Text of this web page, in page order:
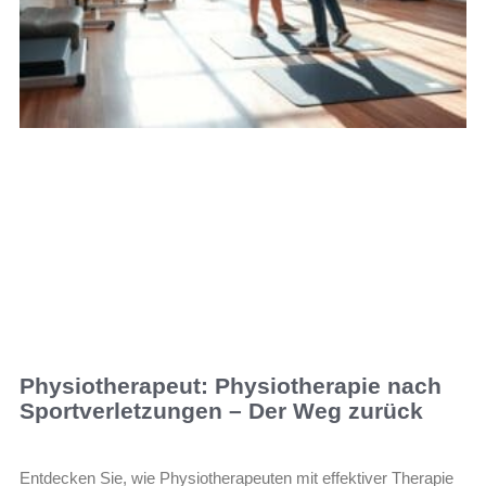
Physiotherapeut: Physiotherapie nach
Sportverletzungen – Der Weg zurück
Entdecken Sie, wie Physiotherapeuten mit effektiver Therapie